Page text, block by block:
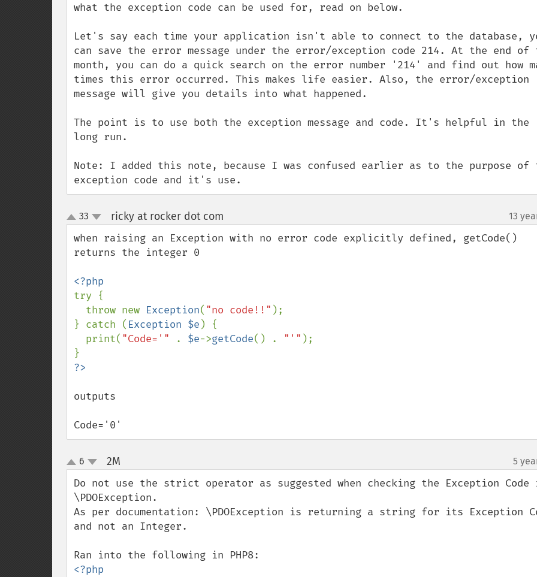
what the exception code can be used for, read on below.
Let's say each time your application isn't able to connect to the database,
can save the error message under the error/exception code 214. At the end of
month, you can do a quick search on the error number '214' and find out how
times this error occurred. This makes life easier. Also, the error/exception
message will give you details into what happened.
The point is to use both the exception message and code. It's helpful in the
long run.
Note: I added this note, because I was confused earlier as to the purpose of
exception code and it's use.
up
down
33 ricky at rocker dot com 13
when raising an Exception with no error code explicitly defined, getCode()
returns the integer 0
try {
  throw new
Exception( "no code!!" );
} catch ( Exception $e ) {
  print(
"Code='" . $e->getCode() . "'" );
outputs
Code='0'
up
down
6 2M 5
Do not use the strict operator as suggested when checking the Exception Code
\PDOException.
As per documentation: \PDOException is returning a string for its Exception
and not an Integer.
<?php